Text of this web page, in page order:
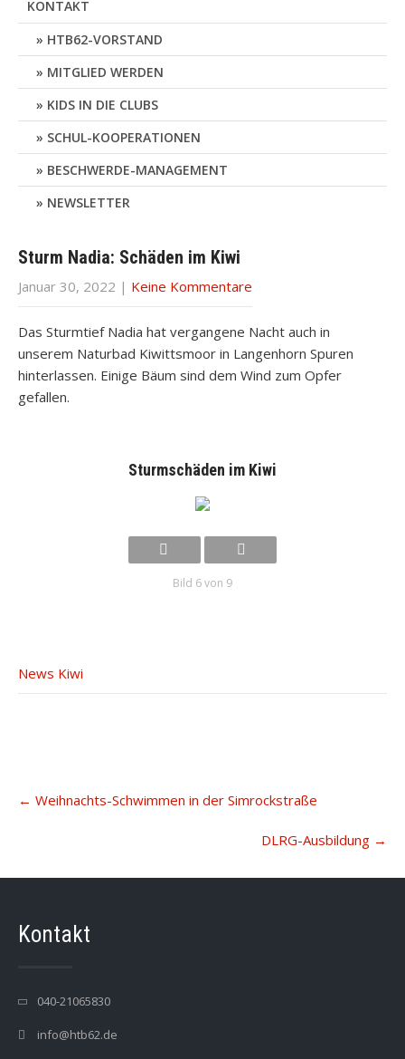
KONTAKT
HTB62-VORSTAND
MITGLIED WERDEN
KIDS IN DIE CLUBS
SCHUL-KOOPERATIONEN
BESCHWERDE-MANAGEMENT
NEWSLETTER
Sturm Nadia: Schäden im Kiwi
Januar 30, 2022 | Keine Kommentare
Das Sturmtief Nadia hat vergangene Nacht auch in
unserem Naturbad Kiwittsmoor in Langenhorn Spuren
hinterlassen. Einige Bäum sind dem Wind zum Opfer
gefallen.
Sturmschäden im Kiwi
Bild 6 von 9
News Kiwi
navigation
← Weihnachts-Schwimmen in der Simrockstraße
DLRG-Ausbildung →
Kontakt
040-21065830
info@htb62.de